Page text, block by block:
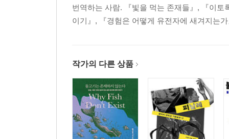
번역하는 사람. 『빛을 먹는 존재들』, 『이
이기』, 『경험은 어떻게 유전자에 새겨지는
작가의 다른 상품